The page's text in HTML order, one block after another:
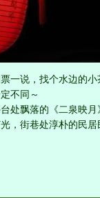
一说，找个水边的
不同～
处飘落的《二泉映
，街巷处淳朴的民